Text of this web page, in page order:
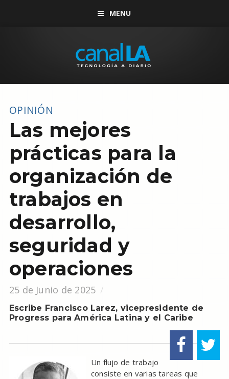
MENU
OPINIÓN
Las mejores
prácticas para la
organización de
trabajos en
desarrollo,
seguridad y
operaciones
25 de Junio de 2025
Escribe Francisco Larez, vicepresidente de
Progress para América Latina y el Caribe
Un flujo de trabajo
consiste en varias tareas que